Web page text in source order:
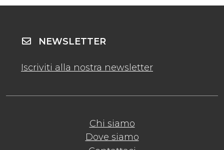
Chi siamo
Dove siamo
NEWSLETTER
Iscriviti alla nostra newsletter